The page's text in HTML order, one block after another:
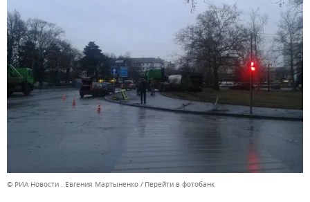
© РИА Новости . Евгения Мартыненко Перейти в фотобанк